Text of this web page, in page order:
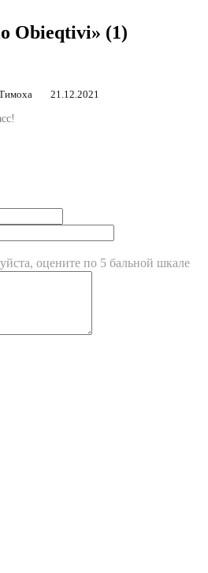
Obieqtivi» (1)
21.12.2021
оцените по 5 бальной шкале